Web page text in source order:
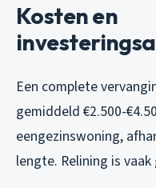
Kosten en
Een complete
gemiddeld €2.500-
eengezinswoning,
lengte. Relining is